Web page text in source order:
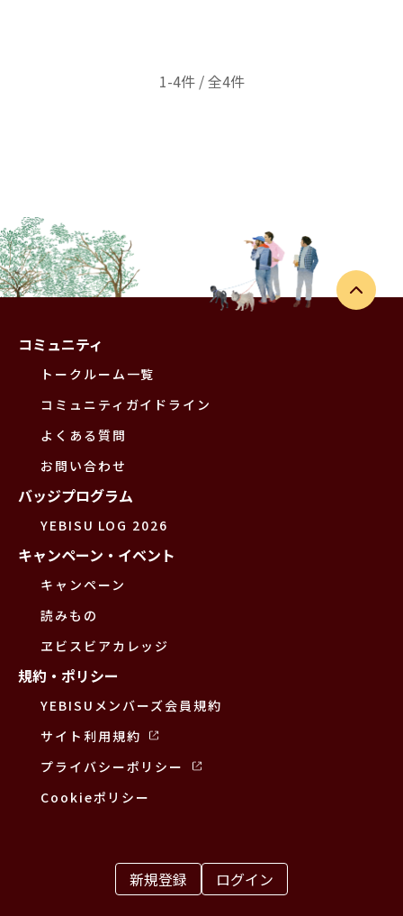
1-4件 / 全4件
コミュニティ
トークルーム一覧
コミュニティガイドライン
よくある質問
お問い合わせ
バッジプログラム
YEBISU LOG 2026
キャンペーン・イベント
キャンペーン
読みもの
ヱビスビアカレッジ
規約・ポリシー
YEBISUメンバーズ会員規約
サイト利用規約
プライバシーポリシー
Cookieポリシー
新規登録 ログイン